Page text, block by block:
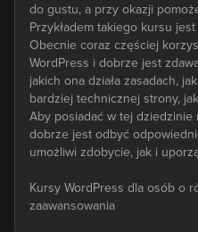
do gustu, a przy okazji
Przykładem takiego kursu
Obecnie coraz częściej
WordPress i dobrze jest
jakich ona działa zasadach,
bardziej technicznej strony,
Aby posiadać w tej
dobrze jest odbyć
umożliwi zdobycie, jak i
Kursy WordPress dla osób o
zaawansowania